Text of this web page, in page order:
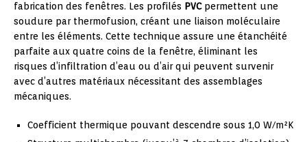
fabrication des fenêtres. Les profilés PVCpermettent une
soudure par thermofusion, créant une liaison moléculaire
entre les éléments. Cette technique assure une étanchéité
parfaite aux quatre coins de la fenêtre, éliminant les
risques d’infiltration d’eau ou d’air qui peuvent survenir
avec d’autres matériaux nécessitant des assemblages
mécaniques.
Coefficient thermique pouvant descendre sous 1,0 W/m²K